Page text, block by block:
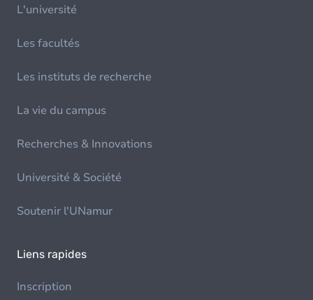
L'université
Les facultés
Les instituts de recherche
La vie du campus
Recherches & Innovations
Université & Société
Soutenir l'UNamur
Liens rapides
Inscription